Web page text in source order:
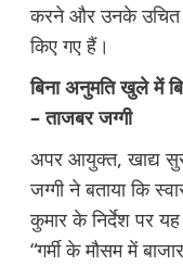
करने और उनके उचित
किए गए हैं।
बिना अनुमति खुले में
– ताजबर जग्गी
अपर आयुक्त, खाद्य
जग्गी ने बताया कि
कुमार के निर्देश पर
“गर्मी के मौसम में